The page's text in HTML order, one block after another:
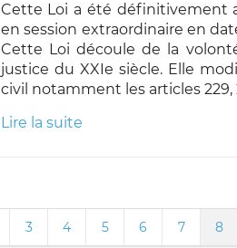
Cette Loi a été définitivement
en session extraordinaire en
Cette Loi découle de la
justice du XXIe siècle. Elle
civil notamment les articles 229,
Lire la suite
3 4 5 6 7 8